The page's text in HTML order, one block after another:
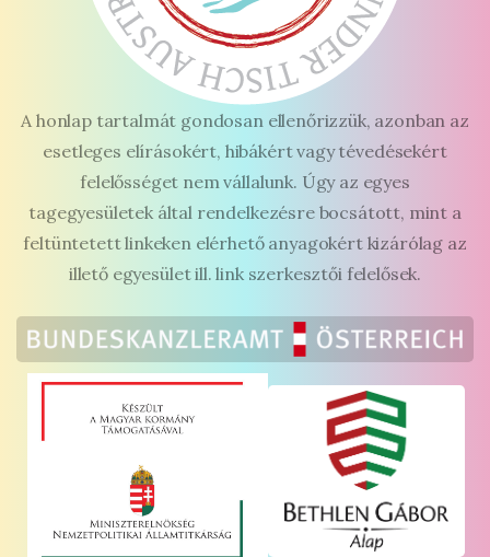
A honlap tartalmát gondosan ellenőrizzük, azonban az
esetleges elírásokért, hibákért vagy tévedésekért
felelősséget nem vállalunk. Úgy az egyes
tagegyesületek által rendelkezésre bocsátott, mint a
feltüntetett linkeken elérhető anyagokért kizárólag az
illető egyesület ill. link szerkesztői felelősek.